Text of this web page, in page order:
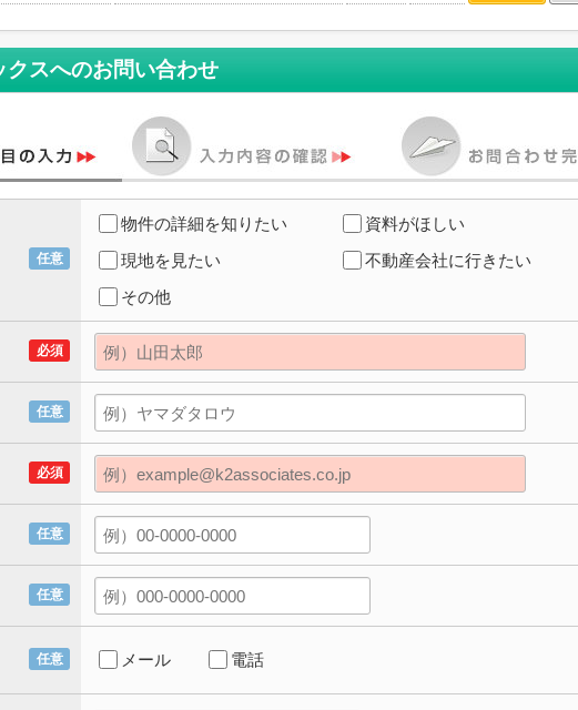
クスへのお問い合わせ
任意
物件の詳細を知りたい
資料がほしい
現地を見たい
不動産会社に行きたい
その他
必須
任意
必須
任意
任意
任意 メール 電話